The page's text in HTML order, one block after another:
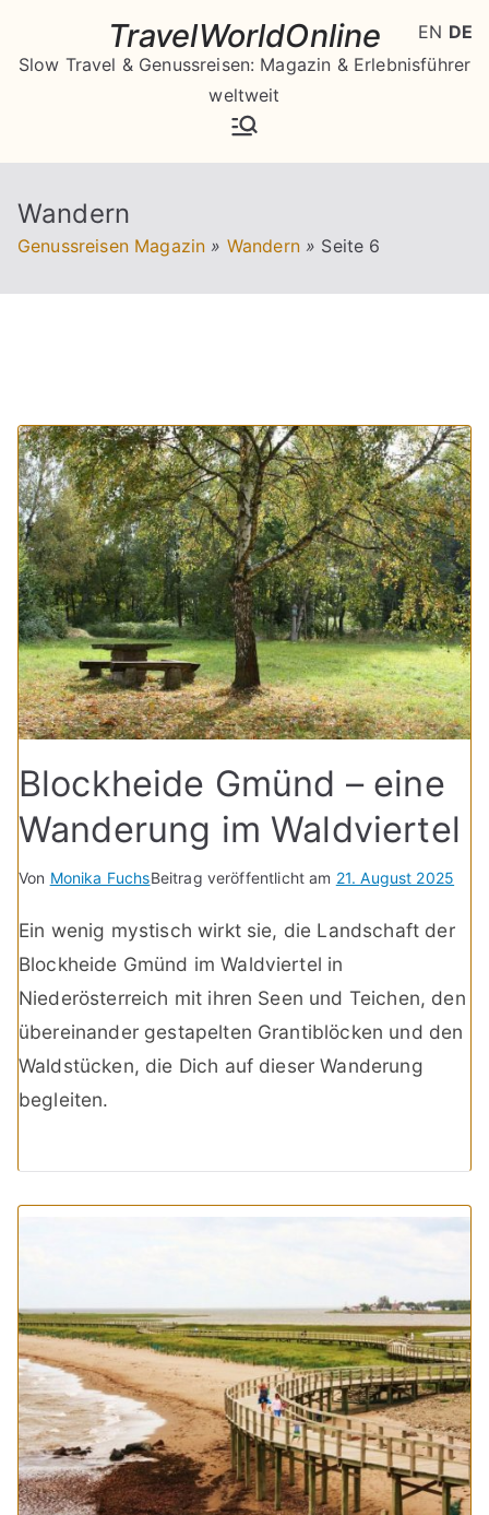
springen
TravelWorldOnline
Slow Travel & Genussreisen: Magazin & Erlebnisführer
weltweit
Wandern
Genussreisen Magazin » Wandern » Seite 6
Blockheide Gmünd – eine
Wanderung im Waldviertel
Von Monika FuchsBeitrag veröffentlicht am 21. August 2025
Ein wenig mystisch wirkt sie, die Landschaft der
Blockheide Gmünd im Waldviertel in
Niederösterreich mit ihren Seen und Teichen, den
übereinander gestapelten Grantiblöcken und den
Waldstücken, die Dich auf dieser Wanderung
begleiten.
EN DE